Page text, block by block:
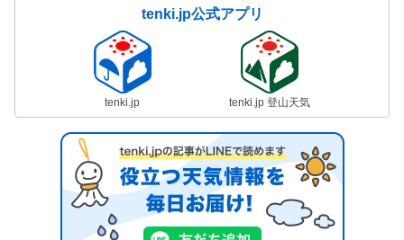
tenki.jp公式アプリ
tenki.jp tenki.jp 登山天気